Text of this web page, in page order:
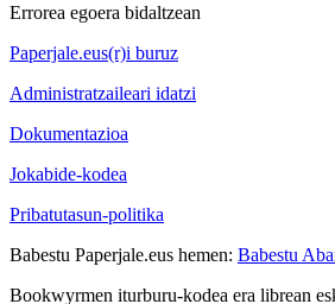
Errorea egoera bidaltzean
Paperjale.eus(r)i buruz
Administratzaileari idatzi
Dokumentazioa
Jokabide-kodea
Pribatutasun-politika
Babestu Paperjale.eus hemen: Babestu
Bookwyrmen iturburu-kodea era librean